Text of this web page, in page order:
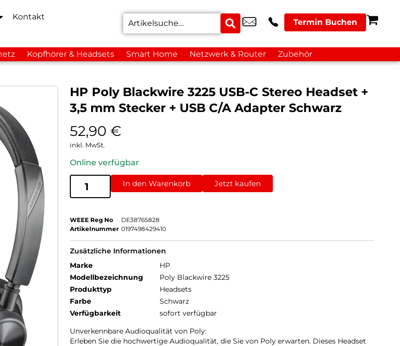
Kontakt
Termin Buchen
Kopfhörer & Headsets Smart Home Netzwerk & Router Zubehör
HP Poly Blackwire 3225 USB-C Stereo Headset +
3,5 mm Stecker + USB C/A Adapter Schwarz
52,90 €
inkl. MwSt.
Online verfügbar
In den Warenkorb Jetzt kaufen
WEEE Reg No
DE38765828
Artikelnummer 0197498429410
Zusätzliche Informationen
Marke
HP
Modellbezeichnung
Poly Blackwire 3225
Produkttyp
Headsets
Farbe
Schwarz
Verfügbarkeit
sofort verfügbar
Unverkennbare Audioqualität von Poly:
Erleben Sie die hochwertige Audioqualität, die Sie von Poly erwarten. Dieses Headset